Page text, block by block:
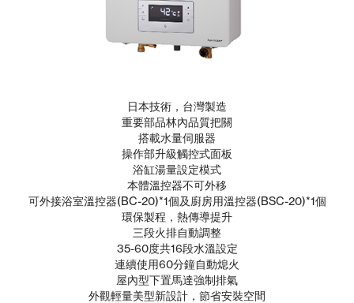
日本技術，台灣製造
重要部品林內品質把關
搭載水量伺服器
操作部升級觸控式面板
浴缸湯量設定模式
本體溫控器不可外移
可外接浴室溫控器(BC-20)*1個及廚房用溫控器(BSC-20)*1個
環保製程，熱傳導提升
三段火排自動調整
35-60度共16段水溫設定
連續使用60分鐘自動熄火
屋內型下置馬達強制排氣
外觀輕量美型新設計，節省安裝空間